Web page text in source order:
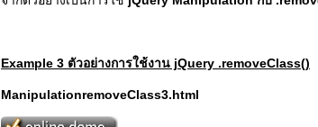
Example 3 ตัวอย่างการใช้งาน jQuery .removeClass()
ManipulationremoveClass3.html